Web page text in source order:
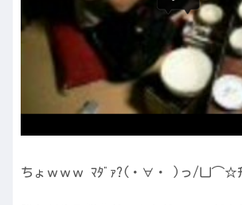
ちょｗｗｗ ﾏﾀﾞｧ?(・∀・ )っ/凵⌒☆ﾁ